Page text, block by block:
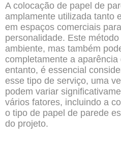
A colocação de papel de
amplamente utilizada tanto
em espaços comerciais
personalidade. Este
ambiente, mas também
completamente a
entanto, é essencial
esse tipo de serviço, uma
podem variar
vários fatores, incluindo a
o tipo de papel de parede
do projeto.